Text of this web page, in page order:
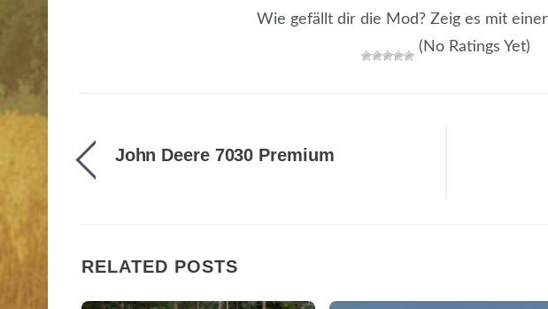
Wie gefällt dir die Mod? Zeig es mit
(No Ratings Yet)
John Deere 7030 Premium
RELATED POSTS